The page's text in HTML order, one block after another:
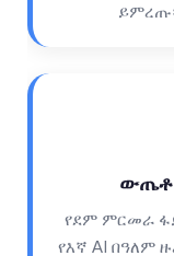
የደም ምርመራ
የእኛ AI በዓለም
日本語
Čeština